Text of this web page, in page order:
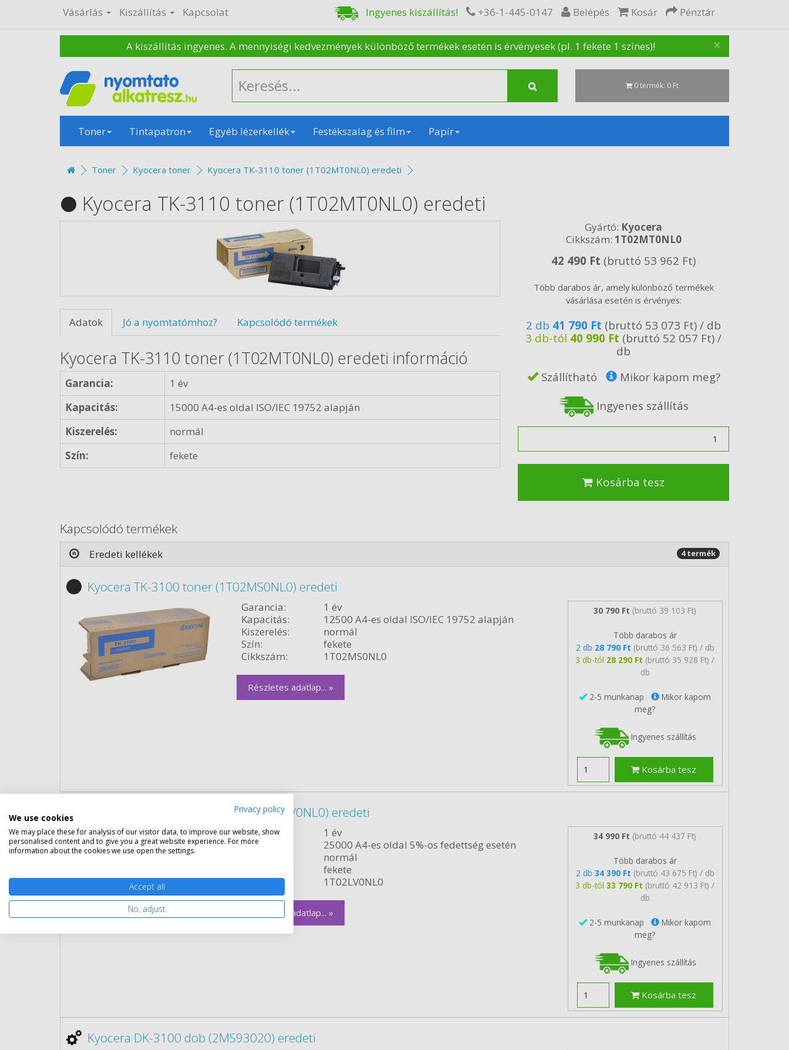
Vásárlás Kiszállítás Kapcsolat Ingyenes kiszállítás! +36-1-445-0147 Belépés Kosár Pénztár
×
A kiszállítás ingyenes. A mennyiségi kedvezmények különböző termékek esetén is érvényesek (pl. 1 fekete 1 színes)!
0 termék: 0 Ft
Toner Tintapatron Egyéb lézerkellék Festékszalag és film Papír
Toner Kyocera toner Kyocera TK-3110 toner (1T02MT0NL0) eredeti
Kyocera TK-3110 toner (1T02MT0NL0) eredeti
Adatok Jó a nyomtatómhoz? Kapcsolódó termékek
Kyocera TK-3110 toner (1T02MT0NL0) eredeti információ
Garancia:
1 év
Kapacitás:
15000 A4-es oldal ISO/IEC 19752 alapján
Kiszerelés:
normál
Szín:
fekete
Gyártó: Kyocera
Cikkszám: 1T02MT0NL0
42 490 Ft (bruttó 53 962 Ft)
Több darabos ár, amely különböző termékek
vásárlása esetén is érvényes:
2 db 41 790 Ft (bruttó 53 073 Ft) / db
3 db-tól 40 990 Ft (bruttó 52 057 Ft) /
db
Szállítható
Mikor kapom meg?
Ingyenes szállítás
Kosárba tesz
Kapcsolódó termékek
Eredeti kellékek 4 termék
Kyocera TK-3100 toner (1T02MS0NL0) eredeti
Garancia:
1 év
Kapacitás:
12500 A4-es oldal ISO/IEC 19752 alapján
Kiszerelés:
normál
Szín:
fekete
Cikkszám:
1T02MS0NL0
Részletes adatlap... »
30 790 Ft (bruttó 39 103 Ft)
Több darabos ár
2 db 28 790 Ft (bruttó 36 563 Ft) / db
3 db-tól 28 290 Ft (bruttó 35 928 Ft) /
db
2-5 munkanap
Mikor kapom
meg?
Ingyenes szállítás
Kosárba tesz
Kyocera TK-3130 fekete toner (1T02LV0NL0) eredeti
Garancia:
1 év
Kapacitás:
25000 A4-es oldal 5%-os fedettség esetén
normál
fekete
Cikkszám:
1T02LV0NL0
Részletes adatlap... »
34 990 Ft (bruttó 44 437 Ft)
Több darabos ár
2 db 34 390 Ft (bruttó 43 675 Ft) / db
3 db-tól33 790 Ft (bruttó 42 913 Ft) /
db
2-5 munkanap
Mikor kapom
meg?
Ingyenes szállítás
Kosárba tesz
Kyocera DK-3100 dob (2MS93020) eredeti
Privacy policy
We use cookies
We may place these for analysis of our visitor data, to improve our website, show
personalised content and to give you a great website experience. For more
information about the cookies we use open the settings.
Accept all
No, adjust